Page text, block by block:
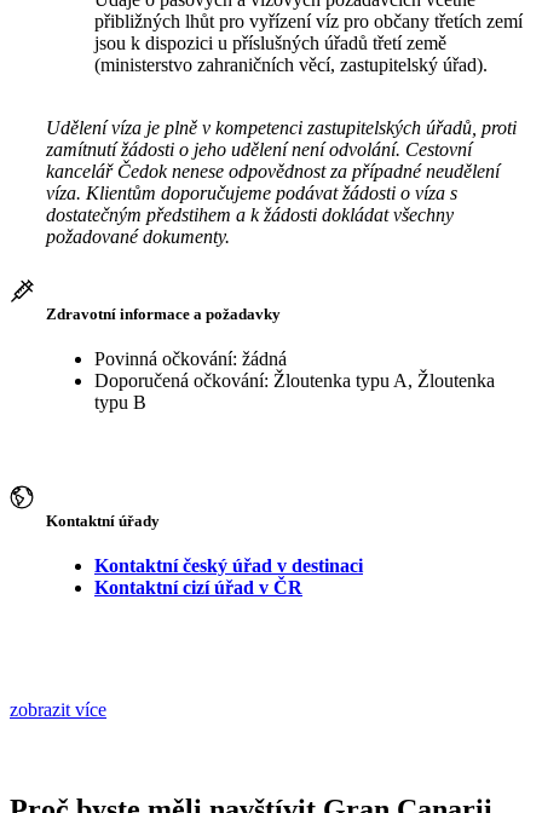
přibližných lhůt pro vyřízení víz pro občany třetích zemí
jsou k dispozici u příslušných úřadů třetí země
(ministerstvo zahraničních věcí, zastupitelský úřad).
Udělení víza je plně v kompetenci zastupitelských úřadů, proti
zamítnutí žádosti o jeho udělení není odvolání. Cestovní
kancelář Čedok nenese odpovědnost za případné neudělení
víza. Klientům doporučujeme podávat žádosti o víza s
dostatečným předstihem a k žádosti dokládat všechny
požadované dokumenty.
Zdravotní informace a požadavky
Povinná očkování: žádná
Doporučená očkování: Žloutenka typu A, Žloutenka
typu B
Kontaktní úřady
Kontaktní český úřad v destinaci
Kontaktní cizí úřad v ČR
zobrazit více